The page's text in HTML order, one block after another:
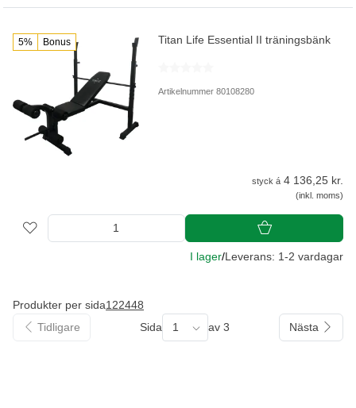
5% Bonus Titan Life Essential II träningsbänk
Artikelnummer 80108280
styck á 4 136,25 kr.
(inkl. moms)
I lager/Leverans: 1-2 vardagar
Produkter per sida122448
Tidligare
Sida 1 av 3 Nästa